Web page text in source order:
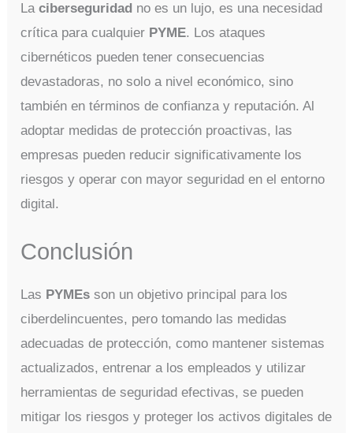
Laciberseguridad no es un lujo, es una necesidad
crítica para cualquier PYME. Los ataques
cibernéticos pueden tener consecuencias
devastadoras, no solo a nivel económico, sino
también en términos de confianza y reputación. Al
adoptar medidas de protección proactivas, las
empresas pueden reducir significativamente los
riesgos y operar con mayor seguridad en el entorno
digital.
Conclusión
Las PYMEs son un objetivo principal para los
ciberdelincuentes, pero tomando las medidas
adecuadas de protección, como mantener sistemas
actualizados, entrenar a los empleados y utilizar
herramientas de seguridad efectivas, se pueden
mitigar los riesgos y proteger los activos digitales de